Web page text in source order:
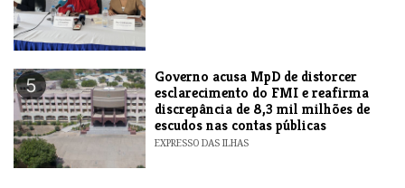
5
Governo acusa MpD de distorcer
esclarecimento do FMI e reafirma
discrepância de 8,3 mil milhões de
escudos nas contas públicas
EXPRESSO DAS ILHAS